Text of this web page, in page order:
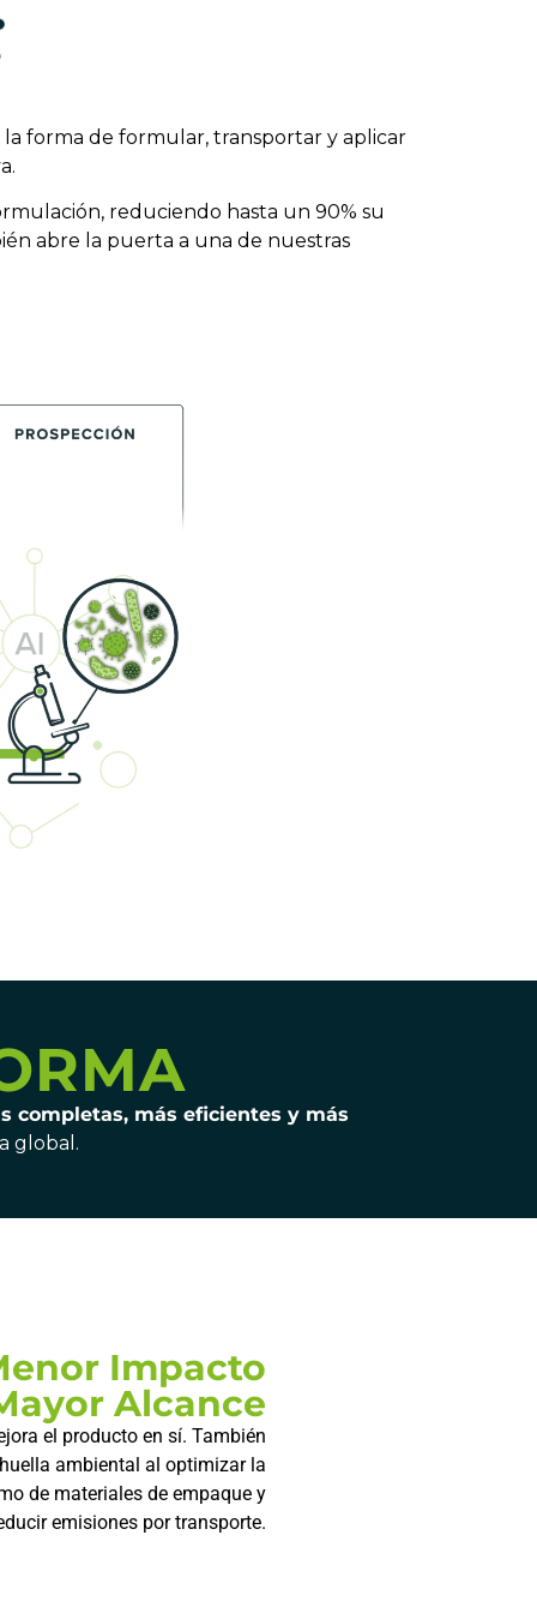
forma de formular, transportar y aplicar
reduciendo hasta un 90% su
abre la puerta a una de nuestras
completas, más eficientes y más
global.
Impacto
Alcance
el producto en sí. También
ambiental al optimizar la
de materiales de empaque y
emisiones por transporte.